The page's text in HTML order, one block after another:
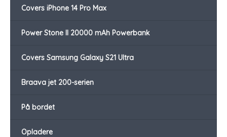
Covers iPhone 14 Pro Max
Power Stone II 20000 mAh Powerbank
Covers Samsung Galaxy S21 Ultra
Braava jet 200-serien
På bordet
Opladere